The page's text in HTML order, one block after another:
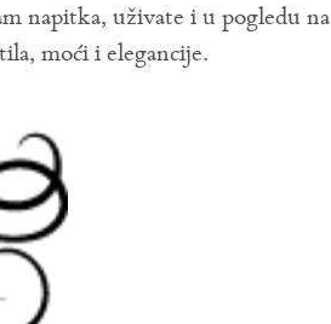
napitka, uživate i u pogledu na
moći i elegancije.